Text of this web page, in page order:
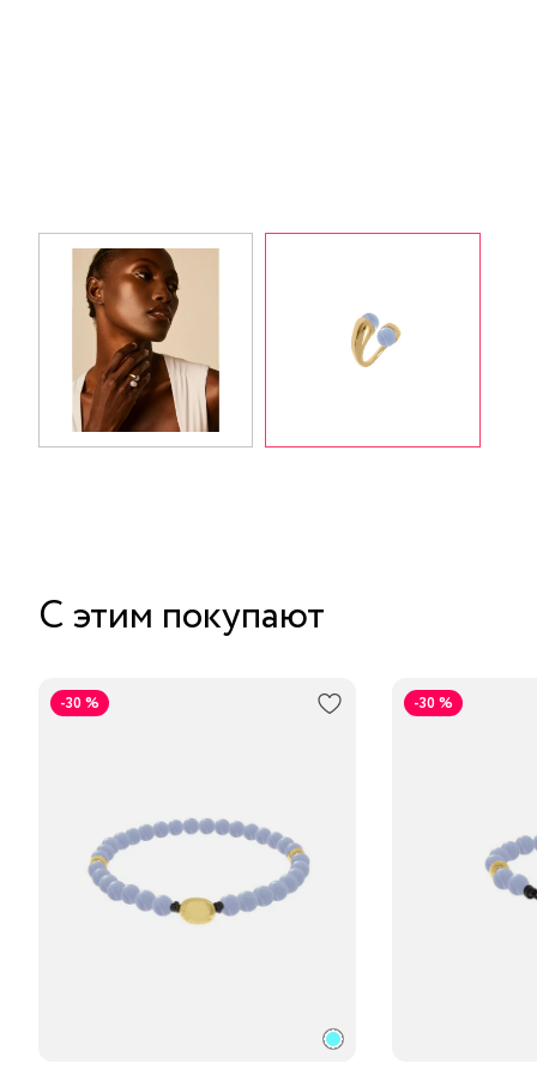
С этим покупают
-30 % -30 %